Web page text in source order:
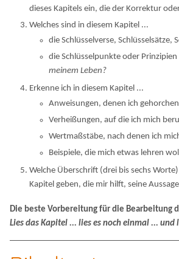
dieses Kapitels ein, die der Korrektur
Welches sind in diesem Kapitel ...
die Schlüsselverse, Schlüsselsätze,
die Schlüsselpunkte oder
meinem Leben?
Erkenne ich in diesem Kapitel ...
Anweisungen, denen ich
Verheißungen, auf die ich mich
Wertmaßstäbe, nach denen ich
Beispiele, die mich etwas lehren
Welche Überschrift (drei bis sechs
Kapitel geben, die mir hilft, seine
Die beste Vorbereitung für die Bearbeitung
Lies das Kapitel ... lies es noch einmal ... und